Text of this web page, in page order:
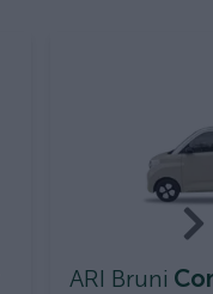
ARI Bruni